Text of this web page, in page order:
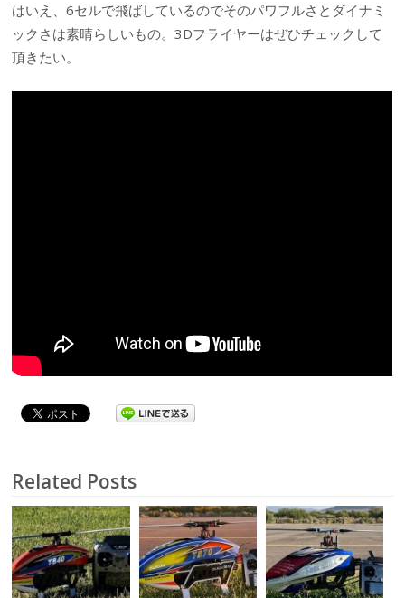
はいえ、6セルで飛ばしているのでそのパワフルさとダイナミ
ックさは素晴らしいもの。3Dフライヤーはぜひチェックして
頂きたい。
Related Posts